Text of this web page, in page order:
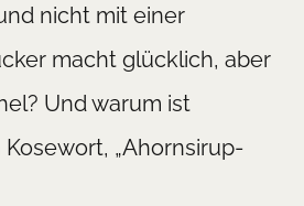
nicht mit einer
macht glücklich, aber
Und warum ist
Kosewort, „Ahornsirup-